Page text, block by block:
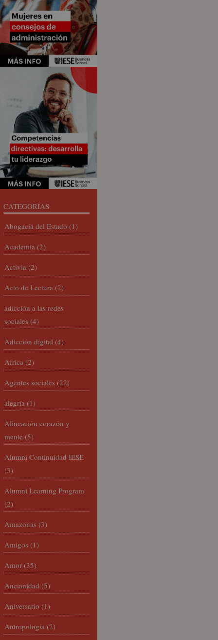
CATEGORÍAS
Abogacía del Estado (1)
Academia (2)
Activia (2)
Acto de Lectura (2)
adicción a las redes
sociales (4)
Adicción digital (4)
Africa (2)
Agentes sociales (22)
alegría (1)
Alineación corazón y
mente (5)
Alumni Continuidad IESE
(3)
Alumni Learning Program
(2)
Amazonas (3)
Amigos (1)
Amor (35)
Ancianidad (5)
Aniversario (1)
Antropología (2)